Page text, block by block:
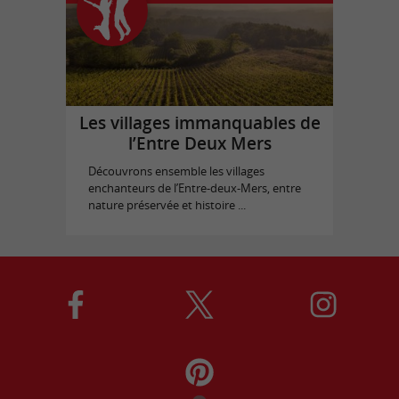
Les villages immanquables de
l’Entre Deux Mers
Découvrons ensemble les villages
enchanteurs de l’Entre-deux-Mers, entre
nature préservée et histoire ...